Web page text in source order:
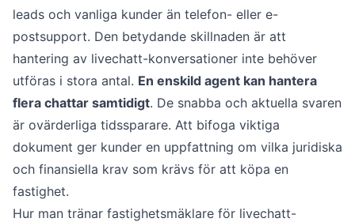
leads och vanliga kunder än telefon- eller e-
postsupport. Den betydande skillnaden är att
hantering av livechatt-konversationer inte behöver
utföras i stora antal. En enskild agent kan hantera
flera chattar samtidigt. De snabba och aktuella svaren
är ovärderliga tidssparare. Att bifoga viktiga
dokument ger kunder en uppfattning om vilka juridiska
och finansiella krav som krävs för att köpa en
fastighet.
Hur man tränar fastighetsmäklare för livechatt-